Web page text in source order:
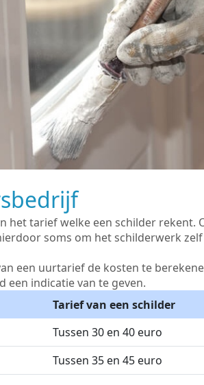
het tarief welke een schilder rekent.
soms om het schilderwerk
een uurtarief de kosten te
een indicatie van te geven.
Tarief van een schilder
Tussen 30 en 40 euro
Tussen 35 en 45 euro